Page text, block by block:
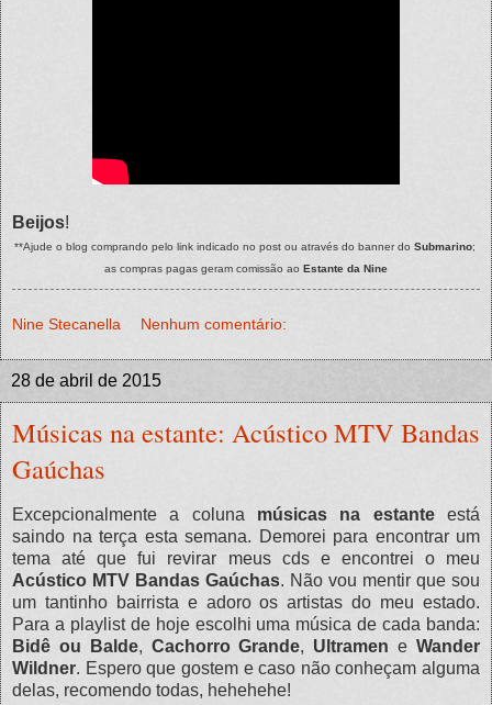
Beijos!
**Ajude o blog comprando pelo link indicado no post ou através do banner do Submarino;
as compras pagas geram comissão ao Estante da Nine
Nine Stecanella Nenhum comentário:
28 de abril de 2015
Músicas na estante: Acústico MTV Bandas
Gaúchas
Excepcionalmente a coluna músicas na estanteestá
saindo na terça esta semana. Demorei para encontrar um
tema até que fui revirar meus cds e encontrei o meu
Acústico MTV Bandas Gaúchas. Não vou mentir que sou
um tantinho bairrista e adoro os artistas do meu estado.
Para a playlist de hoje escolhi uma música de cada banda:
Bidê ou Balde, Cachorro Grande, Ultramen eWander
Wildner. Espero que gostem e caso não conheçam alguma
delas, recomendo todas, hehehehe!